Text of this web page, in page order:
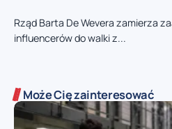
Rząd Barta De Wevera zamierza
influencerów do walki z...
Może Cię zainteresować